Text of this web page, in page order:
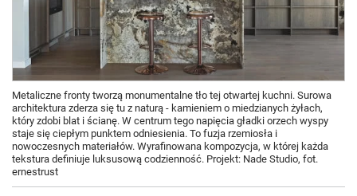
Metaliczne fronty tworzą monumentalne tło tej otwartej kuchni. Surowa
architektura zderza się tu z naturą - kamieniem o miedzianych żyłach,
który zdobi blat i ścianę. W centrum tego napięcia gładki orzech wyspy
staje się ciepłym punktem odniesienia. To fuzja rzemiosła i
nowoczesnych materiałów. Wyrafinowana kompozycja, w której każda
tekstura definiuje luksusową codzienność. Projekt: Nade Studio, fot.
ernestrust